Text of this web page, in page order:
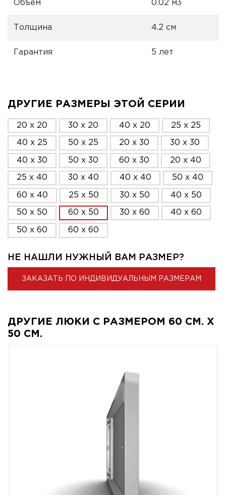
Объем 0.02 м3
Толщина 4.2 см
Гарантия 5 лет
ДРУГИЕ РАЗМЕРЫ ЭТОЙ СЕРИИ
20 x 20 30 x 20 40 x 20 25 x 25
40 x 25 50 x 25 20 x 30 30 x 30
40 x 30 50 x 30 60 x 30 20 x 40
25 x 40 30 x 40 40 x 40 50 x 40
60 x 40 25 x 50 30 x 50 40 x 50
50 x 50 60 x 50 30 x 60 40 x 60
50 x 60 60 x 60
НЕ НАШЛИ НУЖНЫЙ ВАМ РАЗМЕР?
ЗАКАЗАТЬ ПО ИНДИВИДУАЛЬНЫМ РАЗМЕРАМ
ДРУГИЕ ЛЮКИ С РАЗМЕРОМ 60 СМ. X
50 СМ.